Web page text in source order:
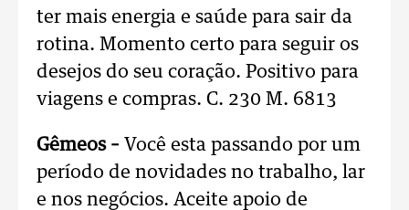
ter mais energia e saúde para sair da
rotina. Momento certo para seguir os
desejos do seu coração. Positivo para
viagens e compras. C. 230 M. 6813
Gêmeos – Você esta passando por um
período de novidades no trabalho, lar
e nos negócios. Aceite apoio de